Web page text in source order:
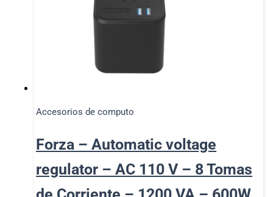
Accesorios de computo
Forza – Automatic voltage
regulator – AC 110 V – 8 Tomas